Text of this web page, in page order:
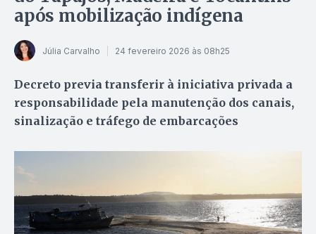
após mobilização indígena
Júlia Carvalho 24 fevereiro 2026 às 08h25
Decreto previa transferir à iniciativa privada a
responsabilidade pela manutenção dos canais,
sinalização e tráfego de embarcações